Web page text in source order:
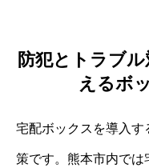
防犯とトラブ
えるボ
宅配ボックスを導入
策です。熊本市内で